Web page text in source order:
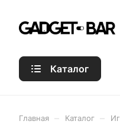
Каталог
Главная Каталог